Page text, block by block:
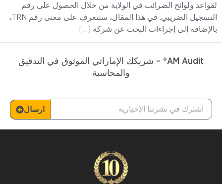
لقواعد ولوائح الضرائب في الولاية من خلال الحصول على رقم
التسجيل الضريبي. في هذا المقال، ستتعرف على معنى رقم TRN،
بالإضافة إلى إجراءات البحث عن شركة […]
AM Audit® – شريكك الإماراتي الموثوق في التدقيق
والمحاسبة
ارسال